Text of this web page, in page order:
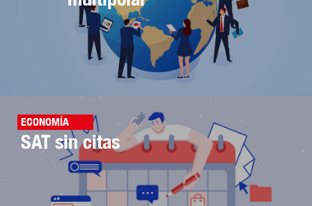
ECONOMÍA
SAT sin citas